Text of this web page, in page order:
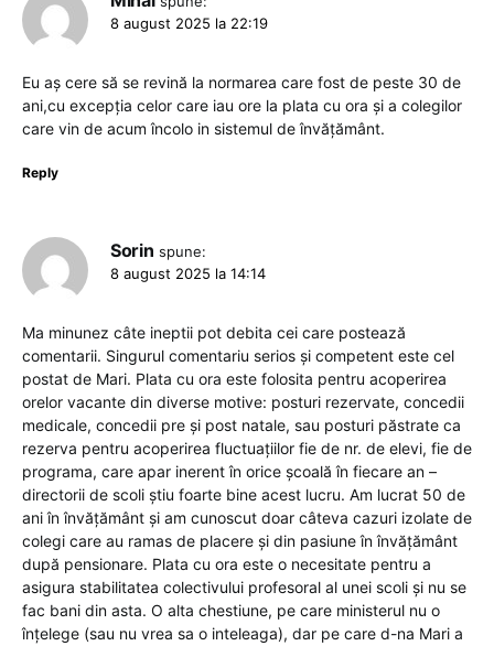
8 august 2025 la 22:19
Eu aș cere să se revină la normarea care fost de peste 30 de
ani,cu excepția celor care iau ore la plata cu ora și a colegilor
care vin de acum încolo in sistemul de învățământ.
Reply
Sorin spune:
8 august 2025 la 14:14
Ma minunez câte ineptii pot debita cei care postează
comentarii. Singurul comentariu serios și competent este cel
postat de Mari. Plata cu ora este folosita pentru acoperirea
orelor vacante din diverse motive: posturi rezervate, concedii
medicale, concedii pre și post natale, sau posturi păstrate ca
rezerva pentru acoperirea fluctuațiilor fie de nr. de elevi, fie de
programa, care apar inerent în orice școală în fiecare an –
directorii de scoli știu foarte bine acest lucru. Am lucrat 50 de
ani în învățământ și am cunoscut doar câteva cazuri izolate de
colegi care au ramas de placere și din pasiune în învățământ
după pensionare. Plata cu ora este o necesitate pentru a
asigura stabilitatea colectivului profesoral al unei scoli și nu se
fac bani din asta. O alta chestiune, pe care ministerul nu o
înțelege (sau nu vrea sa o inteleaga), dar pe care d-na Mari a